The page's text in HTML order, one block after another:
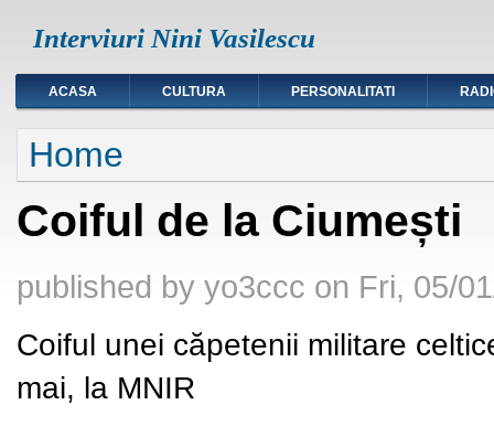
Interviuri Nini Vasilescu
ACASA CULTURA PERSONALITATI
You are here
Home
Coiful de la Ciumești
published by yo3ccc on Fri, 05/
Coiful unei căpetenii militare
mai, la MNIR